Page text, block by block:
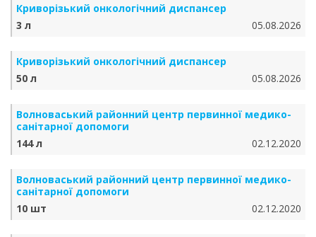
Криворізький онкологічний диспансер
3 л
05.08.2026
Криворізький онкологічний диспансер
50 л
05.08.2026
Волноваський районний центр первинної медико-
санітарної допомоги
144 л
02.12.2020
Волноваський районний центр первинної медико-
санітарної допомоги
10 шт
02.12.2020